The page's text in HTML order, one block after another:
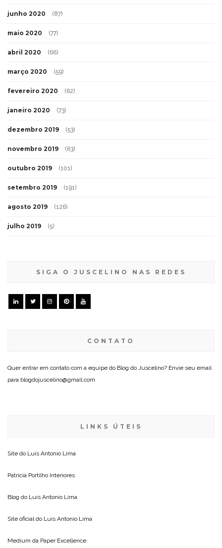
junho 2020 (87)
maio 2020 (77)
abril 2020 (66)
março 2020 (59)
fevereiro 2020 (62)
janeiro 2020 (73)
dezembro 2019 (53)
novembro 2019 (63)
outubro 2019 (101)
setembro 2019 (191)
agosto 2019 (126)
julho 2019 (5)
SIGA O JUSCELINO NAS REDES
CONTATO
Quer entrar em contato com a equipe do Blog do Juscelino? Envie seu email
para blogdojuscelino@gmail.com
LINKS ÚTEIS
Site do Luis Antonio Lima
Patricia Portilho Interiores
Blog do Luis Antonio Lima
Site oficial do Luis Antonio Lima
Medium da Paper Excellence